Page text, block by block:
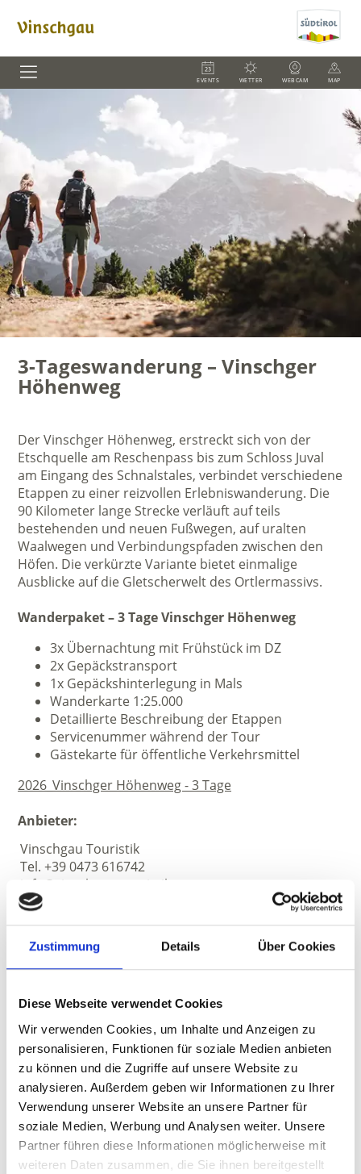
Zustimmung Details Über Cookies
Diese Webseite verwendet Cookies
Wir verwenden Cookies, um Inhalte und Anzeigen zu
personalisieren, Funktionen für soziale Medien anbieten
zu können und die Zugriffe auf unsere Website zu
analysieren. Außerdem geben wir Informationen zu Ihrer
Verwendung unserer Website an unsere Partner für
soziale Medien, Werbung und Analysen weiter. Unsere
Partner führen diese Informationen möglicherweise mit
weiteren Daten zusammen, die Sie ihnen bereitgestellt
EVENTS WETTER WEBCAM MAP
3-Tageswanderung – Vinschger
Höhenweg
Der Vinschger Höhenweg, erstreckt sich von der
Etschquelle am Reschenpass bis zum Schloss Juval
am Eingang des Schnalstales, verbindet verschiedene
Etappen zu einer reizvollen Erlebniswanderung. Die
90 Kilometer lange Strecke verläuft auf teils
bestehenden und neuen Fußwegen, auf uralten
Waalwegen und Verbindungspfaden zwischen den
Höfen. Die verkürzte Variante bietet einmalige
Ausblicke auf die Gletscherwelt des Ortlermassivs.
Wanderpaket – 3 Tage Vinschger Höhenweg
3x Übernachtung mit Frühstück im DZ
2x Gepäckstransport
1x Gepäckshinterlegung in Mals
Wanderkarte 1:25.000
Detaillierte Beschreibung der Etappen
Servicenummer während der Tour
Gästekarte für öffentliche Verkehrsmittel
2026_Vinschger Höhenweg - 3 Tage
Anbieter:
Vinschgau Touristik
Tel. +39 0473 616742
info@vinschgau-touristik.com
www.vinschgau-touristik.com
Angebot anfragen